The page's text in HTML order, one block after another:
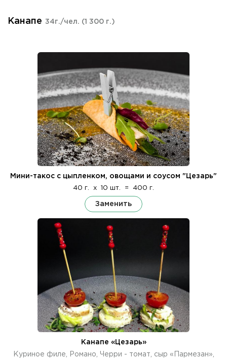
Канапе 34г./чел. (1 300 г.)
Мини-такос с цыпленком, овощами и соусом "Цезарь"
40 г. x 10 шт. = 400 г.
Заменить
Канапе «Цезарь»
Куриное филе, Романо, Черри - томат, сыр «Пармезан»,